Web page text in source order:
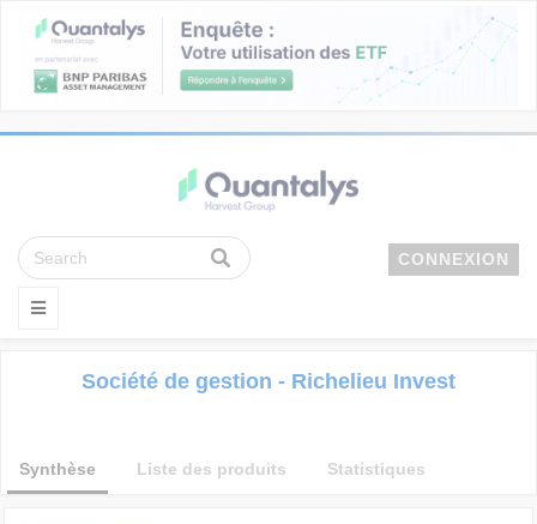
CONNEXION
Société de gestion - Richelieu Invest
Synthèse Liste des produits Statistiques